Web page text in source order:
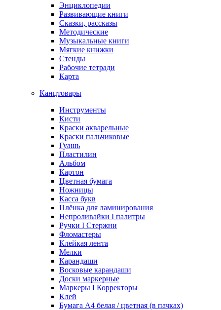
Энциклопедии
Развивающие книги
Сказки, рассказы
Методические
Музыкальные книги
Мягкие книжки
Стенды
Рабочие тетради
Карта
Канцтовары
Инструменты
Кисти
Краски акварельные
Краски пальчиковые
Гуашь
Пластилин
Альбом
Картон
Цветная бумага
Ножницы
Касса букв
Плёнка для ламинирования
Непроливайки I палитры
Ручки I Стержни
Фломастеры
Клейкая лента
Мелки
Карандаши
Восковые карандаши
Доски маркерные
Маркеры I Корректоры
Клей
Бумага А4 белая / цветная (в пачках)